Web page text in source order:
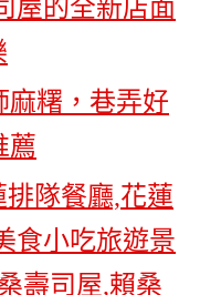
麻糬，巷弄好
薦